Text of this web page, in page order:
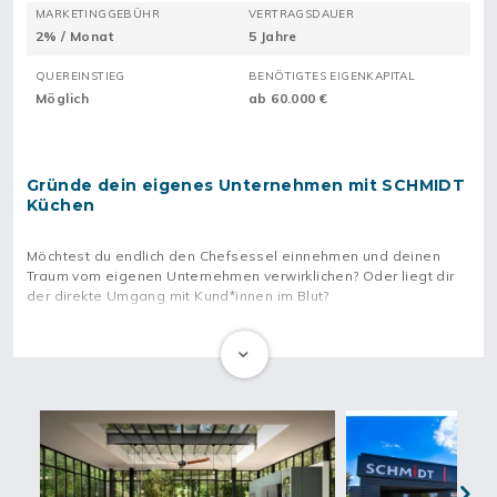
MARKETINGGEBÜHR
2% / Monat
VERTRAGSDAUER
5 Jahre
QUEREINSTIEG
Möglich
BENÖTIGTES EIGENKAPITAL
ab 60.000 €
Gründe dein eigenes Unternehmen mit SCHMIDT
Küchen
Möchtest du endlich den Chefsessel einnehmen und deinen
Traum vom eigenen Unternehmen verwirklichen? Oder liegt dir
der direkte Umgang mit Kund*innen im Blut?
Dann ist SCHMIDT Küchen genau das Richtige für dich. SCHMIDT
Küchen bietet dir die Möglichkeit, Teil eines
Familienunternehmens mit Herz zu werden, das Tradition und
Küchen allgegenwärtig: Deine Kund*innen können sich ihre
Küchen und Wohnwelten ganz nach ihren Vorstellungen
zusammenstellen, von der Arbeitsplatte bis zum letzten
Schrank wird alles nach Maß angefertigt. Diese exzellente